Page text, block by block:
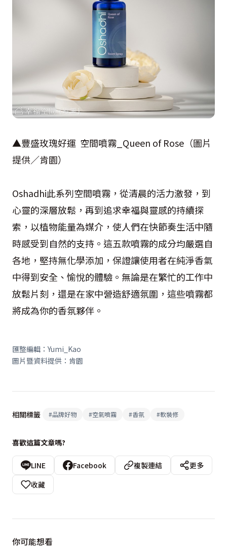
▲豐盛玫瑰好運 空間噴霧_Queen of Rose（圖片
提供／肯園）
Oshadhi此系列空間噴霧，從清晨的活力激發，到
心靈的深層放鬆，再到追求幸福與靈感的持續探
索，以植物能量為媒介，使人們在快節奏生活中隨
時感受到自然的支持。這五款噴霧的成分均嚴選自
各地，堅持無化學添加，保證讓使用者在純淨香氣
中得到安全、愉悅的體驗。無論是在繁忙的工作中
放鬆片刻，還是在家中營造舒適氛圍，這些噴霧都
將成為你的香氛夥伴。
匯整編輯：Yumi_Kao
圖片暨資料提供：肯園
相關標籤 #品牌好物 #空氣噴霧 #香氛 #軟裝修
喜歡這篇文章嗎?
LINE Facebook 複製連結
更多
收藏
你可能想看